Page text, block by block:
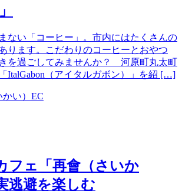
ない「コーヒー」。市内にはたくさんの
ります。こだわりのコーヒーとおやつ
を過ごしてみませんか？ 河原町丸太町
ItalGabon（アイタルガボン）」を紹 […]
フェ「再會（さいか
逃避を楽しむ